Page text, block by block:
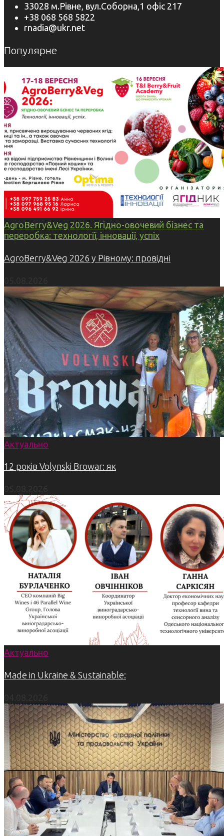
33028 м.Рівне, вул.Соборна,1 офіс 217
+38 068 568 5822
rnadia@ukr.net
Популярне
AgroBerry&Veg 2026. Ягідно-овочевий бізнес та
переробка: технології, інновації, успіх
AgroBerry&Veg 2026 у Рівному: провідні
Актуально
12 років Volynski Browar: як
Актуально
Made in Ukraine & Sustainable: